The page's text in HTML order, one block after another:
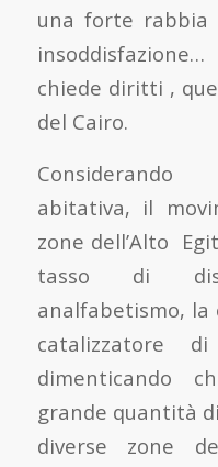
una forte rabbia
chiede diritti ,
del Cairo.
Considerando
abitativa, il
zone dell’Alto
tasso di
analfabetismo,
catalizzatore
dimenticando
grande quantità
diverse zone